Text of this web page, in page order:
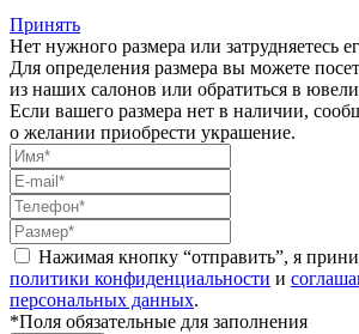
Принять
Нет нужного размера или затрудняетесь
Для определения размера вы можете
из наших салонов или обратиться в
Если вашего размера нет в наличии,
о желании приобрести украшение.
Нажимая кнопку “отправить”, я
политики конфиденциальности и
персональных данных.
*Поля обязательные для заполнения